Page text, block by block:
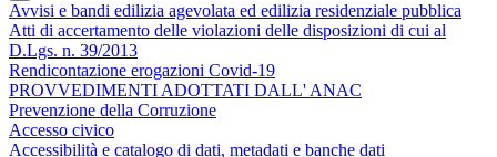
Avvisi e bandi edilizia agevolata ed edilizia residenziale pubblica
Atti di accertamento delle violazioni delle disposizioni di cui al
D.Lgs. n. 39/2013
Rendicontazione erogazioni Covid-19
PROVVEDIMENTI ADOTTATI DALL' ANAC
Prevenzione della Corruzione
Accesso civico
Accessibilità e catalogo di dati, metadati e banche dati